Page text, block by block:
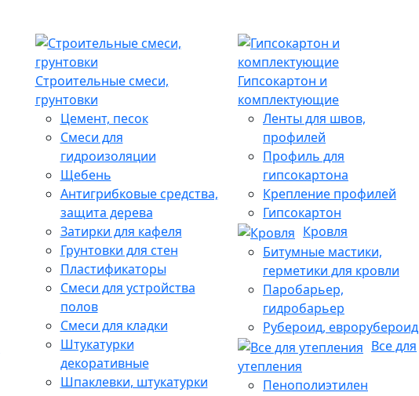
Строительные смеси,
грунтовки
Цемент, песок
Смеси для
гидроизоляции
Щебень
Антигрибковые средства,
защита дерева
Затирки для кафеля
Грунтовки для стен
Пластификаторы
Смеси для устройства
полов
Смеси для кладки
Штукатурки
декоративные
Шпаклевки, штукатурки
Гипсокартон и
комплектующие
Ленты для швов,
профилей
Профиль для
гипсокартона
Крепление профилей
Гипсокартон
Кровля
Битумные мастики,
герметики для кровли
Паробарьер,
гидробарьер
Рубероид, еврорубероид
Все для
утепления
Пенополиэтилен